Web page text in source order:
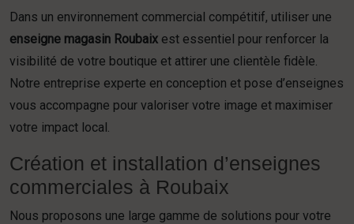
Dans un environnement commercial compétitif, utiliser une
enseigne magasin Roubaix est essentiel pour renforcer la
visibilité de votre boutique et attirer une clientèle fidèle.
Notre entreprise experte en conception et pose d’enseignes
vous accompagne pour valoriser votre image et maximiser
votre impact local.
Création et installation d’enseignes
commerciales à Roubaix
Nous proposons une large gamme de solutions pour votre